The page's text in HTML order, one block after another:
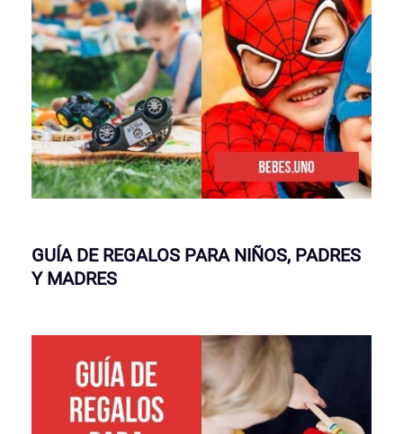
GUÍA DE REGALOS PARA NIÑOS, PADRES
Y MADRES